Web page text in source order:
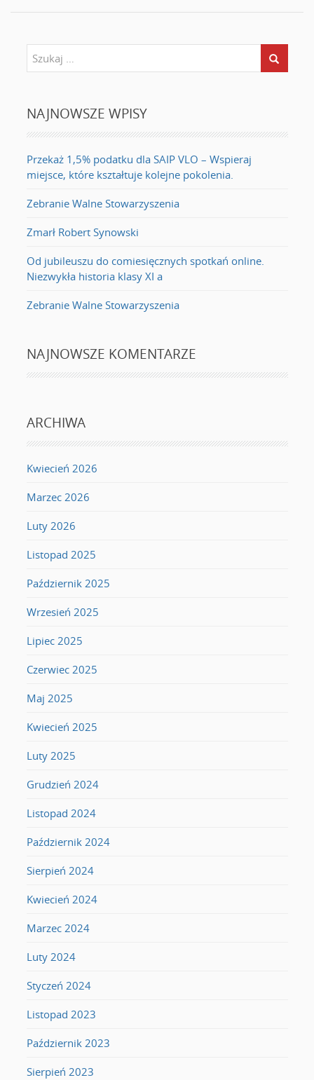
NAJNOWSZE WPISY
Przekaż 1,5% podatku dla SAIP VLO – Wspieraj
miejsce, które kształtuje kolejne pokolenia.
Zebranie Walne Stowarzyszenia
Zmarł Robert Synowski
Od jubileuszu do comiesięcznych spotkań online.
Niezwykła historia klasy XI a
Zebranie Walne Stowarzyszenia
NAJNOWSZE KOMENTARZE
ARCHIWA
Kwiecień 2026
Marzec 2026
Luty 2026
Listopad 2025
Październik 2025
Wrzesień 2025
Lipiec 2025
Czerwiec 2025
Maj 2025
Kwiecień 2025
Luty 2025
Grudzień 2024
Listopad 2024
Październik 2024
Sierpień 2024
Kwiecień 2024
Marzec 2024
Luty 2024
Styczeń 2024
Listopad 2023
Październik 2023
Sierpień 2023